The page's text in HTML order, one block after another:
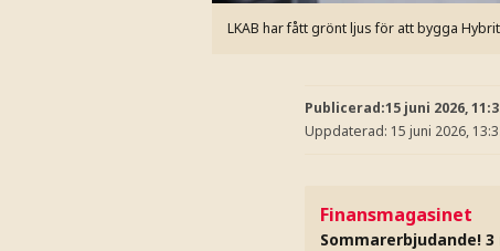
LKAB har fått grönt ljus för att bygga
Publicerad:15 juni 2026,
Uppdaterad: 15 juni 2026,
Finansmagasinet
Sommarerbjudande!